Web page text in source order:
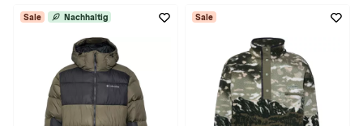
Sale Nachhaltig Sale